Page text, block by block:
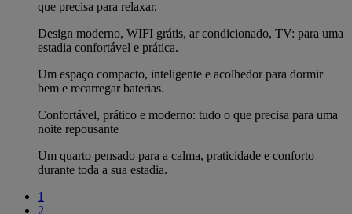
que precisa para relaxar.
Design moderno, WIFI grátis, ar condicionado, TV: para uma
estadia confortável e prática.
Um espaço compacto, inteligente e acolhedor para dormir
bem e recarregar baterias.
Confortável, prático e moderno: tudo o que precisa para uma
noite repousante
Um quarto pensado para a calma, praticidade e conforto
durante toda a sua estadia.
1
2